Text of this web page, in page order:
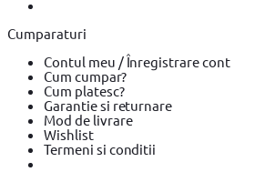
scule electrice BOSCH
Pistoale de Vopsit si Trafaleti YATO
Echipamente de protectie Makita
YATO BricolajBricolaj OEMBricolaj Cynel
Surubelnita electrica BOSCH
Cumparaturi
Contul meu / Înregistrare cont
Cum cumpar?
Cum platesc?
Garantie si returnare
Mod de livrare
Wishlist
Termeni si conditii